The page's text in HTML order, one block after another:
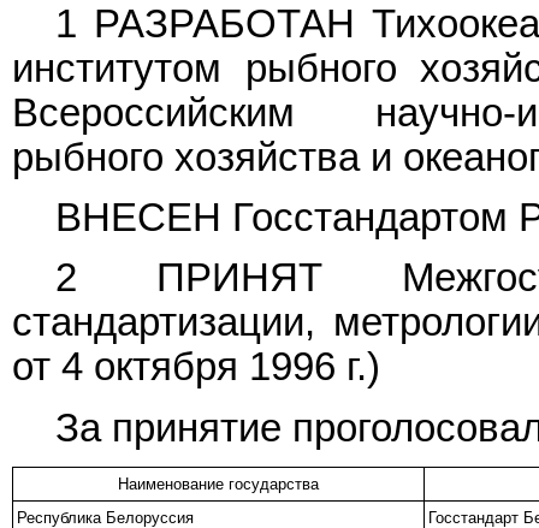
1 РАЗРАБОТАН
институтом рыбного
Всероссийским научно-
рыбного хозяйства и
ВНЕСЕН Госстандартом
2 ПРИНЯТ
стандартизации,
от 4 октября 1996 г.)
За принятие
Наименование государства
Республика Белоруссия
Госстандарт